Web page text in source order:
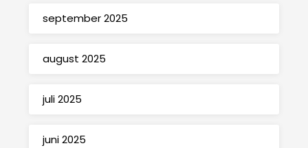
september 2025
august 2025
juli 2025
juni 2025